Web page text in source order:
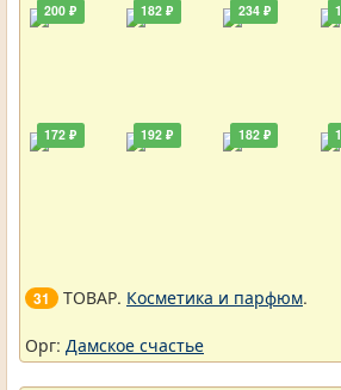
200 ₽
172 ₽
182 ₽
192 ₽
234 ₽
182 ₽
31 ТОВАР. Косметика и парфюм.
Орг: Дамское счастье